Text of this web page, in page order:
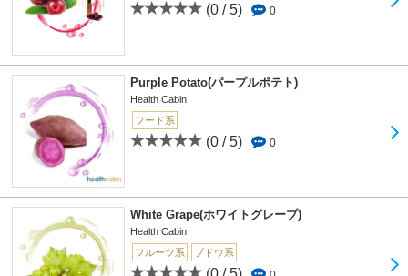
(0 / 5) 0
Purple Potato(パープルポテト)
Health Cabin
フード系
(0 / 5) 0
White Grape(ホワイトグレープ)
Health Cabin
フルーツ系
ブドウ系